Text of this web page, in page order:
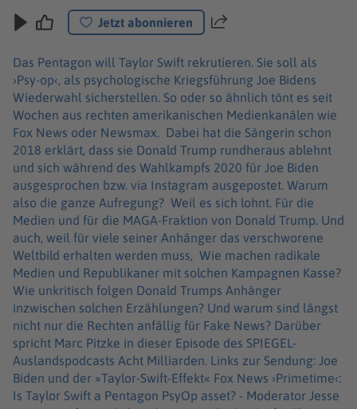
Jetzt abonnieren Teilen
Das Pentagon will Taylor Swift rekrutieren. Sie soll als
›Psy-op‹, als psychologische Kriegsführung Joe Bidens
Wiederwahl sicherstellen. So oder so ähnlich tönt es seit
Wochen aus rechten amerikanischen Medienkanälen wie
Fox News oder Newsmax. Dabei hat die Sängerin schon
2018 erklärt, dass sie Donald Trump rundheraus ablehnt
und sich während des Wahlkampfs 2020 für Joe Biden
ausgesprochen bzw. via Instagram ausgepostet. Warum
also die ganze Aufregung? Weil es sich lohnt. Für die
Medien und für die MAGA-Fraktion von Donald Trump. Und
auch, weil für viele seiner Anhänger das verschworene
Weltbild erhalten werden muss, Wie machen radikale
Medien und Republikaner mit solchen Kampagnen Kasse?
Wie unkritisch folgen Donald Trumps Anhänger
inzwischen solchen Erzählungen? Und warum sind längst
nicht nur die Rechten anfällig für Fake News? Darüber
spricht Marc Pitzke in dieser Episode des SPIEGEL-
Auslandspodcasts Acht Milliarden. Links zur Sendung: Joe
Biden und der »Taylor-Swift-Effekt« Fox News ›Primetime‹:
Is Taylor Swift a Pentagon PsyOp asset? - Moderator Jesse